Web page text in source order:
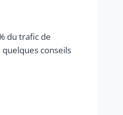
du trafic de
conseils